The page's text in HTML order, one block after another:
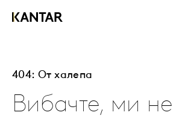
404: От халепа
Вибачте, ми не